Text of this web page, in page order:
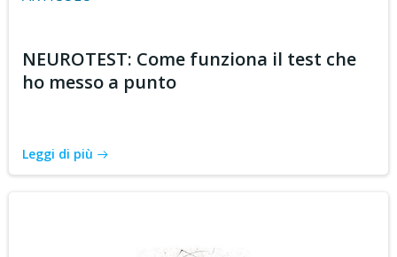
NEUROTEST: Come funziona il test che
ho messo a punto
Leggi di più